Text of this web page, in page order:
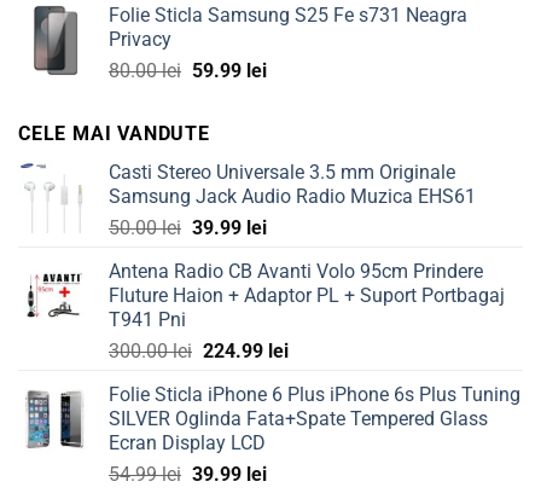
was:
is:
Folie Sticla Samsung S25 Fe s731 Neagra
Privacy
80.00lei Original
80.00 lei.
59.99 leiCurrent
CELE MAI VANDUTE
Casti Stereo Universale 3.5 mm Originale
Samsung Jack Audio Radio Muzica EHS61
50.00lei Original
was:
50.00 lei.
39.99 leiCurrent
is:
39.99 lei.
Antena Radio CB Avanti Volo 95cm Prindere
Fluture Haion + Adaptor PL + Suport Portbagaj
T941 Pni
300.00lei Original
was:
300.00 lei.
224.99 leiCurrent
is:
224.99 lei.
Folie Sticla iPhone 6 Plus iPhone 6s Plus Tuning
SILVER Oglinda Fata+Spate Tempered Glass
Ecran Display LCD
54.99lei Original
39.99 leiCurrent